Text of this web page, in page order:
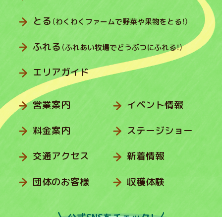
とる （わくわくファームで野菜や果物をとる！）
ふれる （ふれあい牧場でどうぶつにふれる！）
エリアガイド
営業案内
料金案内
交通アクセス
団体のお客様
イベント情報
ステージショー
新着情報
収穫体験